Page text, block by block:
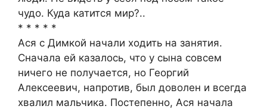
чудо. Куда катится мир?..
* * * * *
Ася с Димкой начали ходить на занятия.
Сначала ей казалось, что у сына совсем
ничего не получается, но Георгий
Алексеевич, напротив, был доволен и всегда
хвалил мальчика. Постепенно, Ася начала